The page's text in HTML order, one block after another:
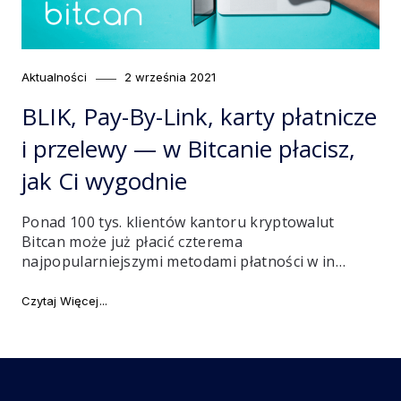
Category
Aktualności
Posted
2 września 2021
BLIK, Pay-By-Link, karty płatnicze
i przelewy — w Bitcanie płacisz,
jak Ci wygodnie
Ponad 100 tys. klientów kantoru kryptowalut
Bitcan może już płacić czterema
najpopularniejszymi metodami płatności w in…
Czytaj Więcej